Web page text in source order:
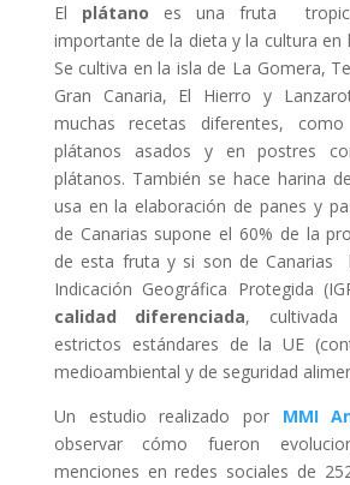
El plátano es una fruta
importante de la dieta y la cultura en
Se cultiva en la isla de La Gomera,
Gran Canaria, El Hierro y
muchas recetas diferentes,
plátanos asados y en postres
plátanos. También se hace harina
usa en la elaboración de panes y
de Canarias supone el 60% de la
de esta fruta y si son de Canarias
Indicación Geográfica Protegida
calidad diferenciada,
estrictos estándares de la UE
medioambiental y de seguridad
Un estudio realizado por MMI
observar cómo fueron
menciones en redes sociales de